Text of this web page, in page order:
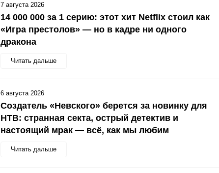
14 000 000 за 1 серию: этот хит Netflix стоил как
«Игра престолов» — но в кадре ни одного
дракона
Читать дальше
7 августа 2026
Создатель «Невского» берется за новинку для
НТВ: странная секта, острый детектив и
настоящий мрак — всё, как мы любим
Читать дальше
6 августа 2026